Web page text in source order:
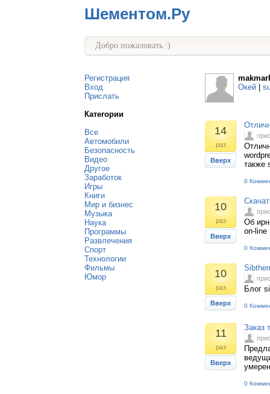
Шементом.Ру
Добро пожаловать :)
Регистрация
Вход
Прислать
Категории
Все
Автомобили
Безопасность
Видео
Другое
Заработок
Игры
Книги
Мир и бизнес
Музыка
Наука
Программы
Развлечения
Спорт
Технологии
Фильмы
Юмор
Окей
14
раз
Вверх
также
0
10
раз
Вверх
Об
on-line
0
10
раз
Вверх
Блог
0
11
раз
Вверх
Заказ
0